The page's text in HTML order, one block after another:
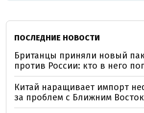
ПОСЛЕДНИЕ НОВОСТИ
Британцы приняли новый
против России: кто в него
Китай наращивает импорт
за проблем с Ближним